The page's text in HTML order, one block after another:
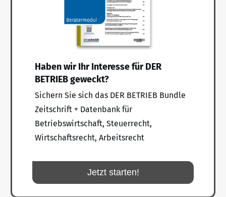
Haben wir Ihr Interesse für DER
BETRIEB geweckt?
Sichern Sie sich das DER BETRIEB Bundle
Zeitschrift + Datenbank für
Betriebswirtschaft, Steuerrecht,
Wirtschaftsrecht, Arbeitsrecht
Jetzt starten!